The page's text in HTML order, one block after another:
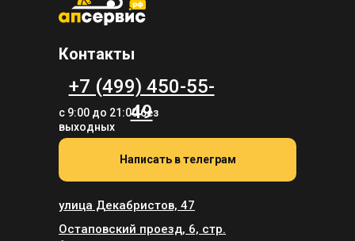
+7 (499) 450-55-
49
с 9:00 до 21:00 без
выходных
Контакты
улица Декабристов, 47
Остаповский проезд, 6, стр.
Написать в телеграм